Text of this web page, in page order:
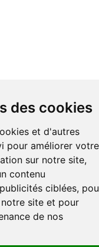
des cookies
et d'autres
pour améliorer votre
sur notre site,
contenu
ciblées,
site et pour
de nos